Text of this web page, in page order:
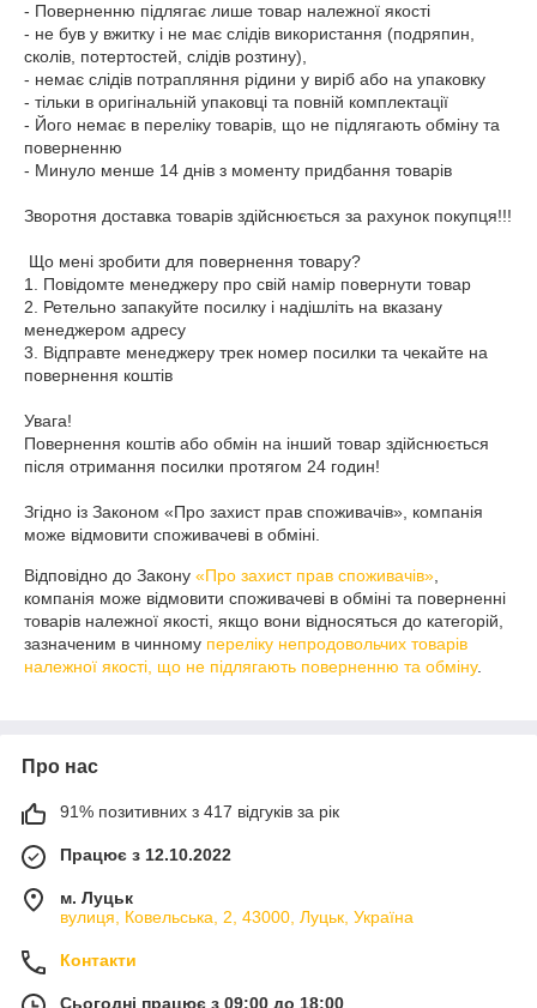
- Поверненню підлягає лише товар належної якості
- не був у вжитку і не має слідів використання (подряпин,
сколів, потертостей, слідів розтину),
- немає слідів потрапляння рідини у виріб або на упаковку
- тільки в оригінальній упаковці та повній комплектації
- Його немає в переліку товарів, що не підлягають обміну та
поверненню
- Минуло менше 14 днів з моменту придбання товарів
Зворотня доставка товарів здійснюється за рахунок покупця!!!
1. Повідомте менеджеру про свій намір повернути товар
2. Ретельно запакуйте посилку і надішліть на вказану
менеджером адресу
3. Відправте менеджеру трек номер посилки та чекайте на
повернення коштів
Увага!
Повернення коштів або обмін на інший товар здійснюється
після отримання посилки протягом 24 годин!
Згідно із Законом «Про захист прав споживачів», компанія
може відмовити споживачеві в обміні.
Відповідно до Закону «Про захист прав споживачів»
компанія може відмовити споживачеві в обміні та поверненні
товарів належної якості, якщо вони відносяться до категорій,
зазначеним в чинному переліку непродовольчих товарів
належної якості, що не підлягають поверненню та обміну.
Про нас
91% позитивних з 417 відгуків за рік
Працює з 12.10.2022
м. Луцьк
вулиця, Ковельська, 2, 43000, Луцьк, Україна
Контакти
Сьогодні працює з 09:00 до 18:00